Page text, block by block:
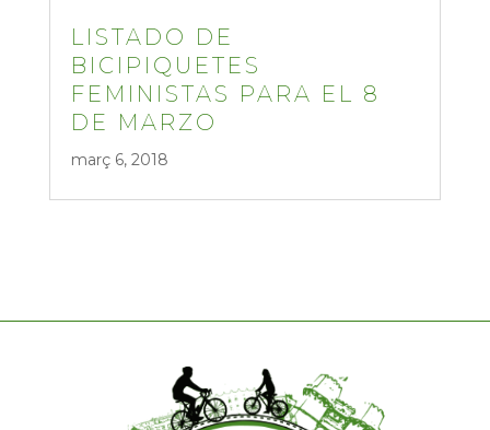
LISTADO DE
BICIPIQUETES
FEMINISTAS PARA EL 8
DE MARZO
març 6, 2018